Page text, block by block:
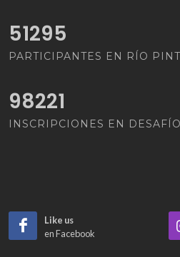
62855
PARTICIPANTES EN RÍO
98221
INSCRIPCIONES EN
Like us
en Facebook